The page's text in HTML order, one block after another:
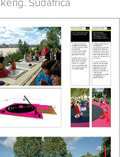
Sudáfrica